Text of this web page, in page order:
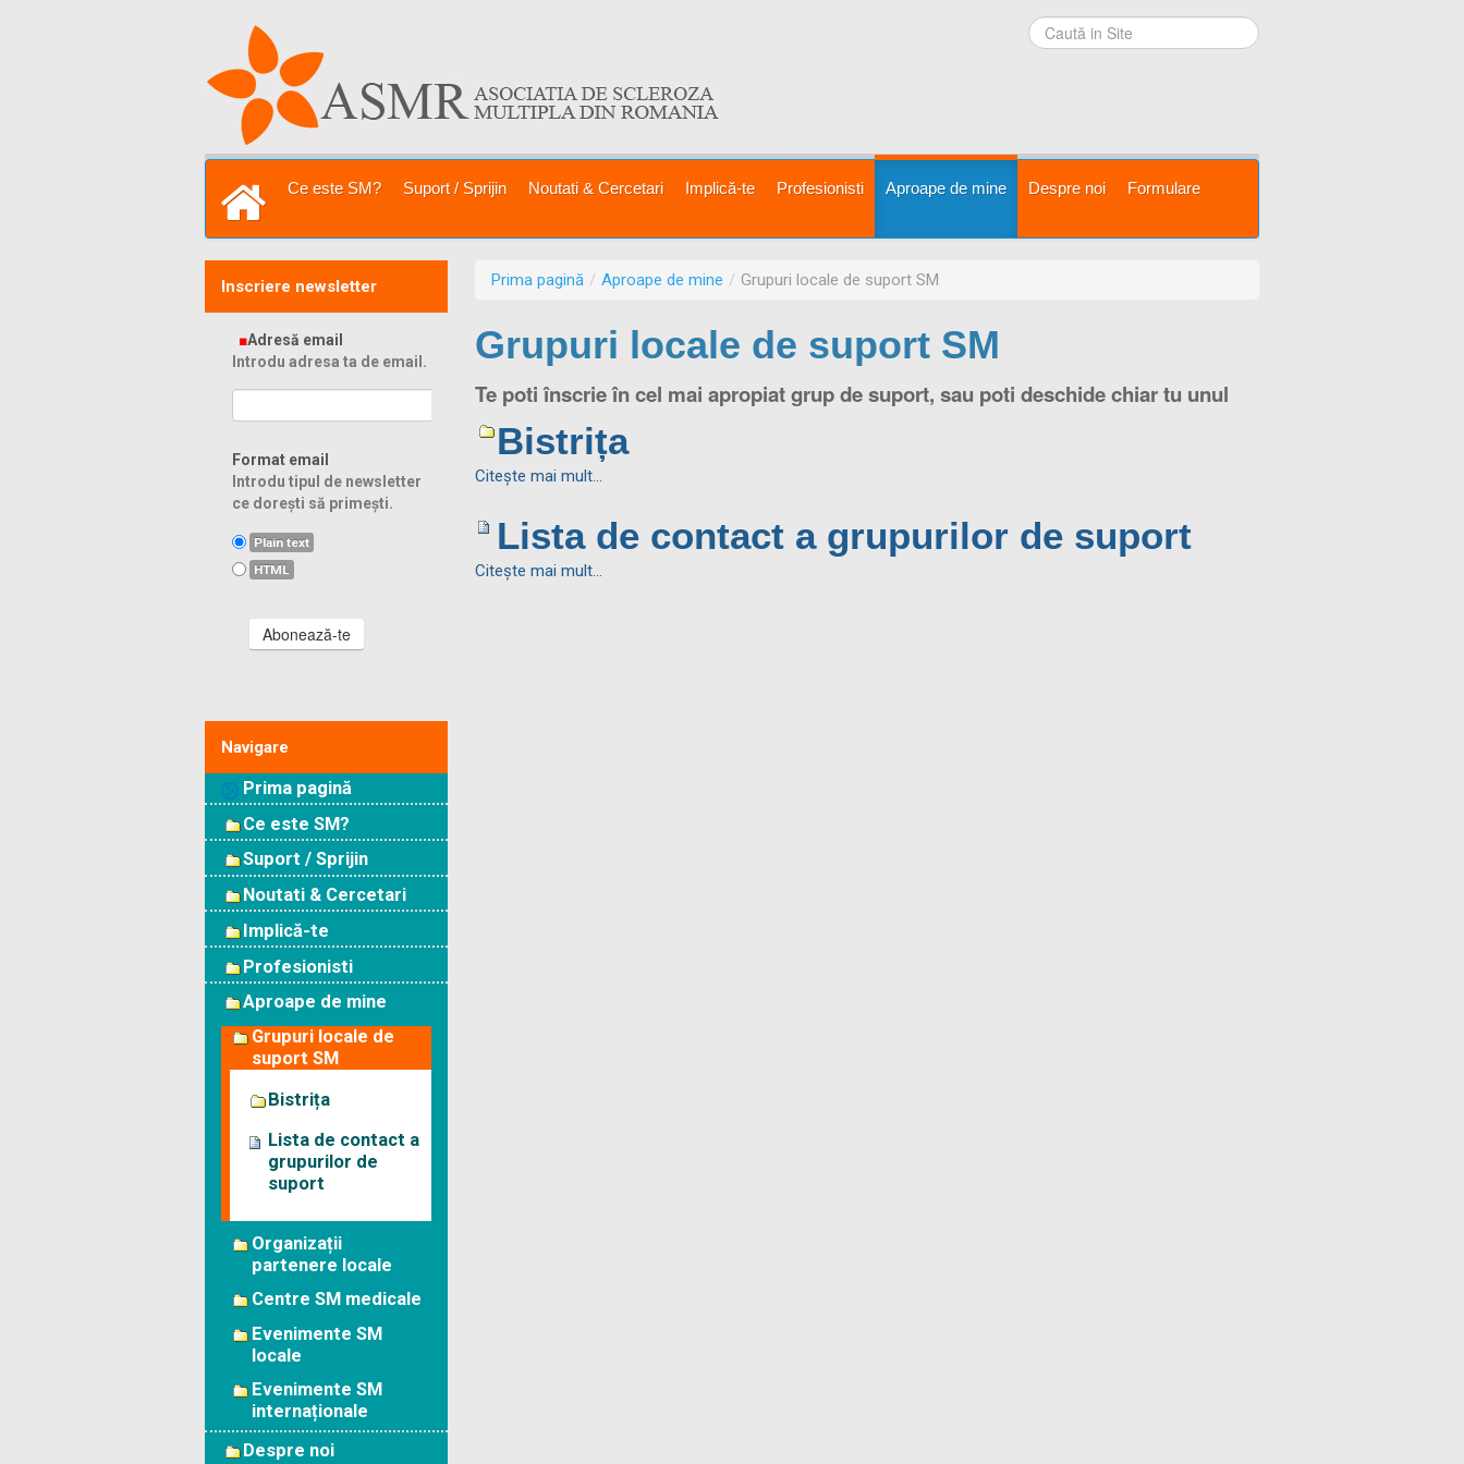
conţinut
Sari la
navigare
Secţiuni
Ce este SM? Suport / Sprijin Noutati & Cercetari Implică-te Profesionisti Aproape de mine Despre noi Formulare
Inscriere newsletter
Adresă email
Introdu adresa ta de email.
Format email
Introdu tipul de newsletter
ce dorești să primești.
Plain text
HTML
Abonează-te
Navigare
Prima pagină
Ce este SM?
Suport / Sprijin
Noutati & Cercetari
Implică-te
Profesionisti
Aproape de mine
Grupuri locale de
suport SM
Bistrița
Lista de contact a
grupurilor de
suport
Organizații
partenere locale
Centre SM medicale
Evenimente SM
locale
Evenimente SM
internaționale
Despre noi
Prima pagină / Aproape de mine / Grupuri locale de suport SM
Grupuri locale de suport SM
Te poti înscrie în cel mai apropiat grup de suport, sau poti deschide chiar tu unul
Bistrița
Citeşte mai mult...
Lista de contact a grupurilor de suport
Citeşte mai mult...